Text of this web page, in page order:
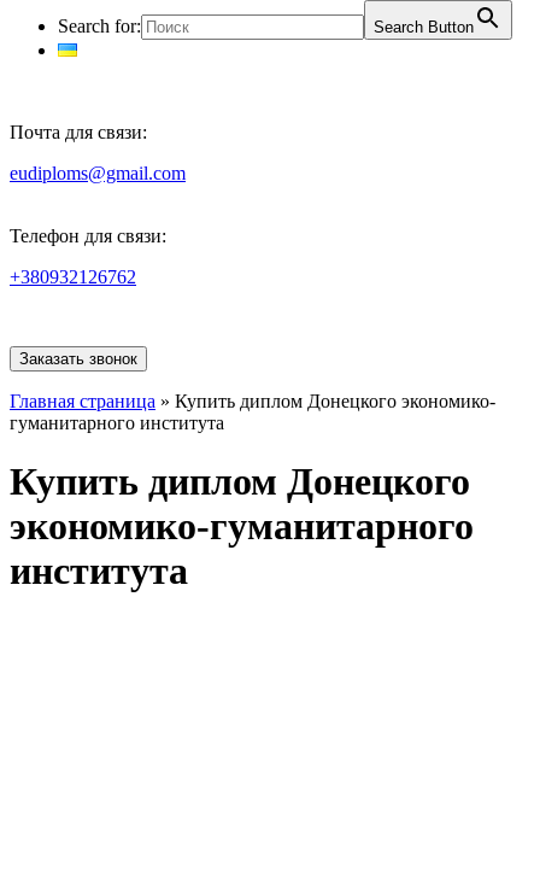
Search for:
Search Button
Почта для связи:
eudiploms@gmail.com
Телефон для связи:
+380932126762
Заказать звонок
Главная страница » Купить диплом Донецкого экономико-
гуманитарного института
Купить диплом Донецкого
экономико-гуманитарного
института